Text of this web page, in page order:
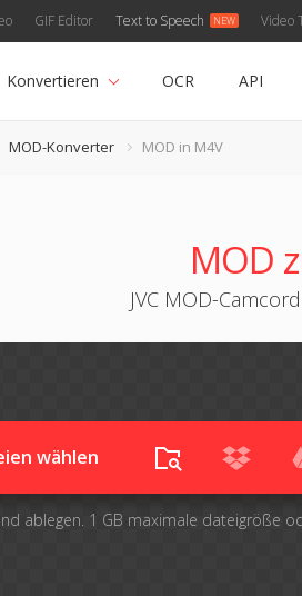
GIF Editor Text to Speech Video
Konvertieren OCR API
MOD-Konverter MOD in M4V
MOD
JVC MOD-
wählen
ablegen. 1 GB maximale dateigröße